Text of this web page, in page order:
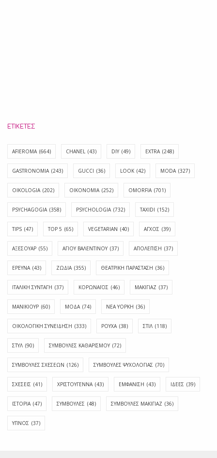
ΕΤΙΚΈΤΕΣ
AFIEROMA (664) CHANEL (43) DIY (49) EXTRA (248)
GASTRONOMIA (243) GUCCI (36) LOOK (42) MODA (327)
OIKOLOGIA (202) OIKONOMIA (252) OMORFIA (701)
PSYCHAGOGIA (358) PSYCHOLOGIA (732) TAXIDI (152)
TIPS (47) TOP 5 (65) VEGETARIAN (40) ΑΓΧΟΣ (39)
ΑΞΕΣΟΥΑΡ (55) ΑΓΊΟΥ ΒΑΛΕΝΤΊΝΟΥ (37) ΑΠΟΛΈΠΙΣΗ (37)
ΕΡΕΥΝΑ (43) ΖΩΔΙΑ (355) ΘΕΑΤΡΙΚΗ ΠΑΡΑΣΤΑΣΗ (36)
ΙΤΑΛΙΚΗ ΣΥΝΤΑΓΗ (37) ΚΟΡΩΝΑΪΟΣ (46) ΜΑΚΙΓΙΑΖ (37)
ΜΑΝΙΚΙΟΥΡ (60) ΜΟΔΑ (74) ΝΕΑ ΥΟΡΚΗ (36)
ΟΙΚΟΛΟΓΙΚΗ ΣΥΝΕΙΔΗΣΗ (333) ΡΟΥΧΑ (38) ΣΤΙΛ (118)
ΣΤΥΛ (90) ΣΥΜΒΟΥΛΕΣ ΚΑΘΑΡΙΣΜΟΥ (72)
ΣΥΜΒΟΥΛΕΣ ΣΧΕΣΕΩΝ (126) ΣΥΜΒΟΥΛΕΣ ΨΥΧΟΛΟΓΙΑΣ (70)
ΣΧΕΣΕΙΣ (41) ΧΡΙΣΤΟΥΓΕΝΝΑ (43) ΕΜΦΆΝΙΣΗ (43) ΙΔΈΕΣ (39)
ΙΣΤΟΡΊΑ (47) ΣΥΜΒΟΥΛΈΣ (48) ΣΥΜΒΟΥΛΈΣ ΜΑΚΙΓΙΆΖ (36)
ΎΠΝΟΣ (37)